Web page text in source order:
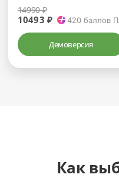
14990 ₽
10493 ₽ 420 баллов
Демоверсия
Как